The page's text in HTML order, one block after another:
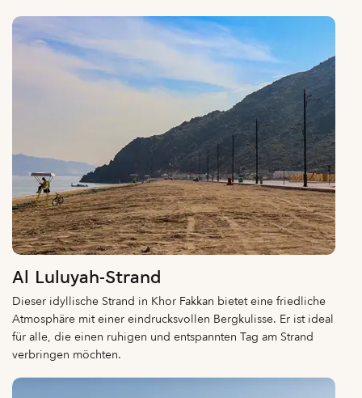
Al Luluyah-Strand
Dieser idyllische Strand in Khor Fakkan bietet eine friedliche
Atmosphäre mit einer eindrucksvollen Bergkulisse. Er ist ideal
für alle, die einen ruhigen und entspannten Tag am Strand
verbringen möchten.